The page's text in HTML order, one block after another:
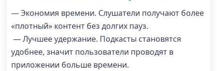
— Экономия времени. Слушатели получают более
«плотный» контент без долгих пауз.
— Лучшее удержание. Подкасты становятся
удобнее, значит пользователи проводят в
приложении больше времени.